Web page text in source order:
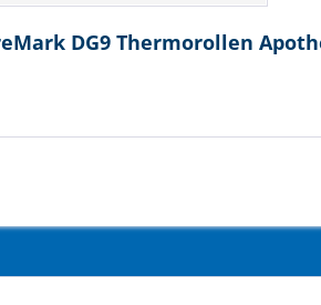
DG9 Thermorollen